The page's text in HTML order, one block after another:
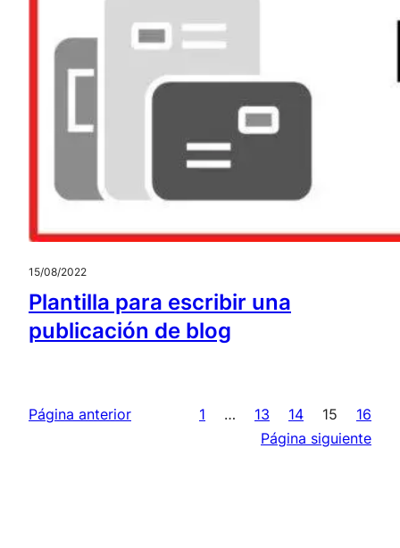
15/08/2022
Plantilla para escribir una
publicación de blog
Página anterior 1 … 13 14 15
16
Página siguiente